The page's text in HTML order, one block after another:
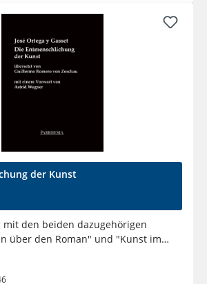
der Kunst
mit den beiden dazugehörigen
über den Roman" und "Kunst im